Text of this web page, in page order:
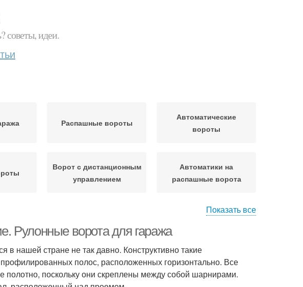
советы, идеи.
Распашные вороты
Автоматические
вороты
Ворот с дистанционным
управлением
Автоматики на
распашные ворота
Показать все
Рулонные ворота для гаража
в нашей стране не так давно. Конструктивно такие
полос, расположенных горизонтально. Все
полотно, поскольку они скреплены между собой шарнирами.